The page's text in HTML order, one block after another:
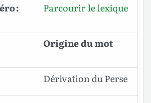
:
Parcourir le lexique
Origine du mot
Dérivation du Perse